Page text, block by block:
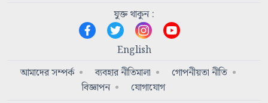
যুক্ত থাকুন :
English
আমাদের সম্পর্ক
ব্যবহার নীতিমালা
গোপনীয়তা নীতি
বিজ্ঞাপন
যোগাযোগ